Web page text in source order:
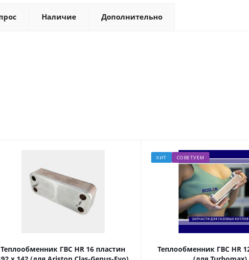
Наличие Дополнительно
Теплообменник ГВС HR 16 пластин
ХИТ СОВЕТУЕМ
Теплообменник ГВС HR